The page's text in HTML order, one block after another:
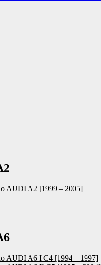
AUDI A2 [1999 – 2005]
AUDI A6 I C4 [1994 – 1997]